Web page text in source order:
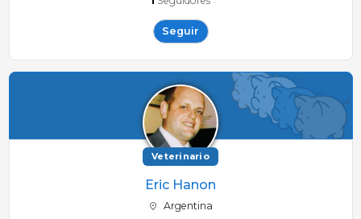
Seguir
Veterinario
Eric Hanon
Argentina